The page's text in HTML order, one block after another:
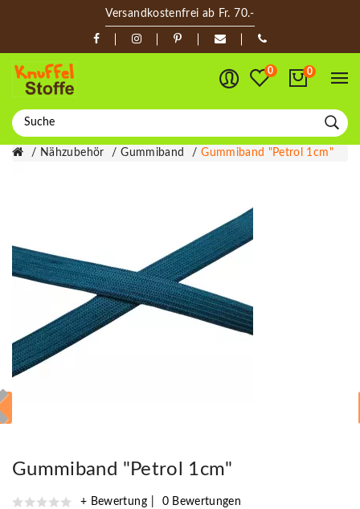
Versandkostenfrei ab Fr. 70.-
0 0
Nähzubehör Gummiband Gummiband "Petrol 1cm"
Gummiband "Petrol 1cm"
+ Bewertung 0 Bewertungen